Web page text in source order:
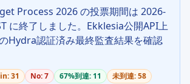
Process 2026 の投票期間は 2026-
に終了しました。Ekklesia公開API上
Hydra認証済み最終監査結果を確認
31 No: 7 67%到達: 11 未到達: 58